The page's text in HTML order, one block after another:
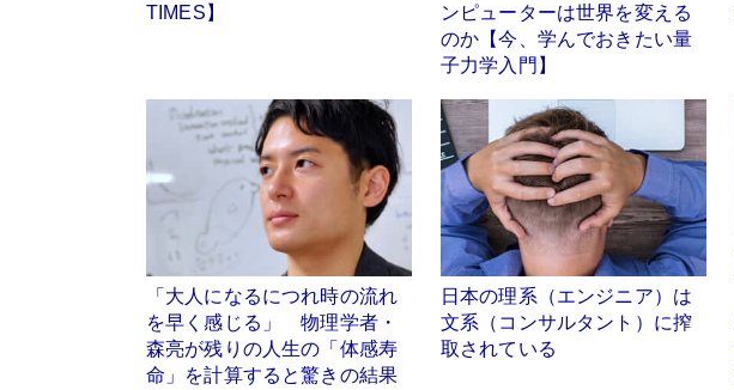
TIMES】
ンピューターは世界を変える
のか【今、学んでおきたい量
子力学入門】
「大人になるにつれ時の流れ
を早く感じる」 物理学者・
森亮が残りの人生の「体感寿
命」を計算すると驚きの結果
日本の理系（エンジニア）は
文系（コンサルタント）に搾
取されている